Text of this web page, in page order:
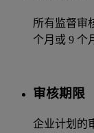
所有监督审
个月或 9 个
审核期限
企业计划的